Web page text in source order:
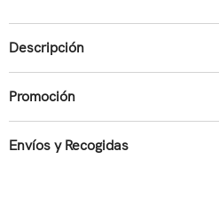
Descripción
Promoción
Envíos y Recogidas